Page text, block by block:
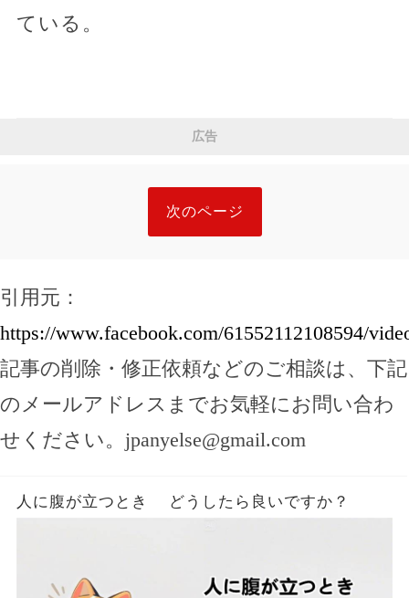
ている。
広告
次のページ
引用元：
https://www.facebook.com/61552112108594/
記事の削除・修正依頼などのご相談は、下記
のメールアドレスまでお気軽にお問い合わ
せください。 jpanyelse@gmail.com
人に腹が立つとき どうしたら良いですか？